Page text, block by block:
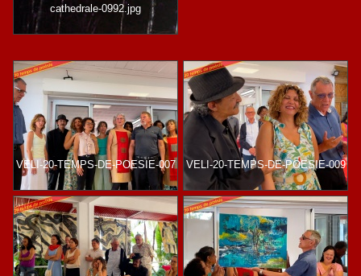
cathedrale-0992.jpg
VELI-20-TEMPS-DE-POESIE-007 VELI-20-TEMPS-DE-POESIE-009